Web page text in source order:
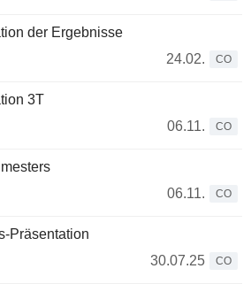
der Ergebnisse
24.02.
CO
3T
06.11.
CO
06.11.
CO
Präsentation
30.07.25
CO